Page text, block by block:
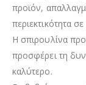
προϊόν,
περιεκτικότητα
Η σπιρουλίνα
προσφέρει τη
καλύτερο.